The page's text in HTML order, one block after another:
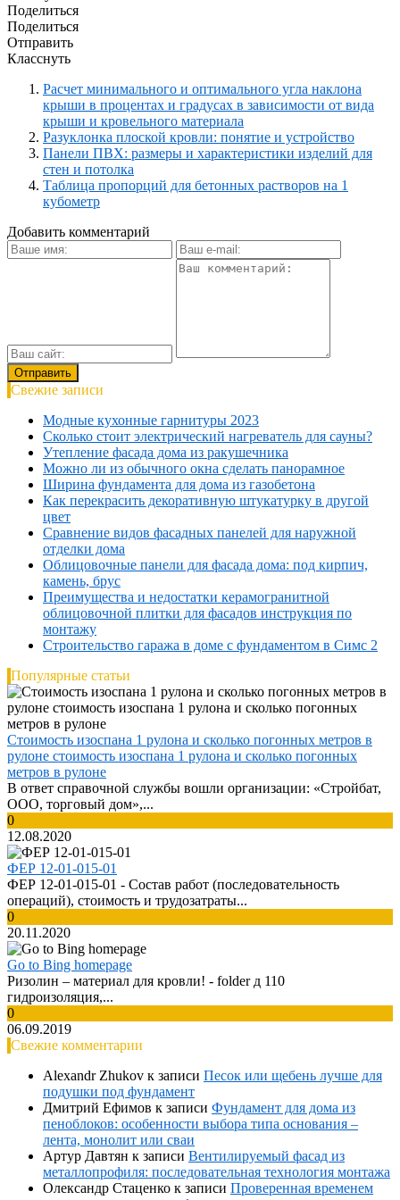
Поделиться
Поделиться
Отправить
Класснуть
Расчет минимального и оптимального угла наклона
крыши в процентах и градусах в зависимости от вида
крыши и кровельного материала
Разуклонка плоской кровли: понятие и устройство
Панели ПВХ: размеры и характеристики изделий для
стен и потолка
Таблица пропорций для бетонных растворов на 1
кубометр
Добавить комментарий
Свежие записи
Модные кухонные гарнитуры 2023
Сколько стоит электрический нагреватель для сауны?
Утепление фасада дома из ракушечника
Можно ли из обычного окна сделать панорамное
Ширина фундамента для дома из газобетона
Как перекрасить декоративную штукатурку в другой
цвет
Сравнение видов фасадных панелей для наружной
отделки дома
Облицовочные панели для фасада дома: под кирпич,
камень, брус
Преимущества и недостатки керамогранитной
облицовочной плитки для фасадов инструкция по
монтажу
Строительство гаража в доме с фундаментом в Симс 2
Популярные статьи
Стоимость изоспана 1 рулона и сколько погонных метров в
рулоне стоимость изоспана 1 рулона и сколько погонных
метров в рулоне
В ответ справочной службы вошли организации: «Стройбат,
ООО, торговый дом»,...
0
12.08.2020
ФЕР 12-01-015-01
ФЕР 12-01-015-01 - Cостав работ (последовательность
операций), стоимость и трудозатраты...
0
20.11.2020
Go to Bing homepage
Ризолин – материал для кровли! - folder д 110
гидроизоляция,...
0
06.09.2019
Свежие комментарии
Alexandr Zhukov к записи Песок или щебень лучше для
подушки под фундамент
Дмитрий Ефимов к записи Фундамент для дома из
пеноблоков: особенности выбора типа основания –
лента, монолит или сваи
Артур Давтян к записи Вентилируемый фасад из
металлопрофиля: последовательная технология монтажа
Олександр Стаценко к записи Проверенная временем